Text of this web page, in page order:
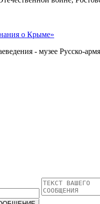
о Крыме»
- музее